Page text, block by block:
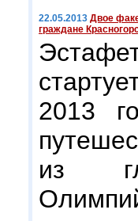
22.05.2013 Двое
граждане
2013
из